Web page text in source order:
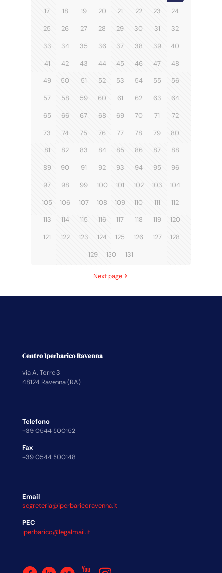
17 18 19 20 21 22 23 24
25 26 27 28 29 30 31 32
33 34 35 36 37 38 39 40
41 42 43 44 45 46 47 48
49 50 51 52 53 54 55 56
57 58 59 60 61 62 63 64
65 66 67 68 69 70 71 72
73 74 75 76 77 78 79 80
81 82 83 84 85 86 87 88
89 90 91 92 93 94 95 96
97 98 99 100 101 102 103 104
105 106 107 108 109 110 111 112
113 114 115 116 117 118 119 120
121 122 123 124 125 126 127 128
129 130 131
Next page
Centro Iperbarico Ravenna
via A. Torre 3
48124 Ravenna (RA)
Telefono
+39 0544 500152
Fax
+39 0544 500148
Email
segreteria@iperbaricoravenna.it
PEC
iperbarico@legalmail.it